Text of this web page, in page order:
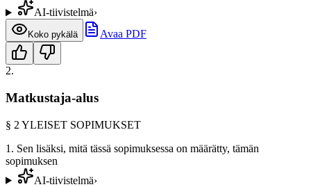
AI-tiivistelmä›
Koko pykälä Avaa PDF
2.
Matkustaja-alus
§ 2 YLEISET SOPIMUKSET
1. Sen lisäksi, mitä tässä sopimuksessa on määrätty, tämän
sopimuksen
AI-tiivistelmä›